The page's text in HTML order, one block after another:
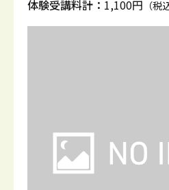
体験受講料計： 1,100円 （